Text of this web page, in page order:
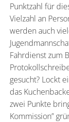
Punktzahl für
Vielzahl an
werden auch
Fahrdienst zum
gesucht? Lockt
das
zwei Punkte
Kommission”